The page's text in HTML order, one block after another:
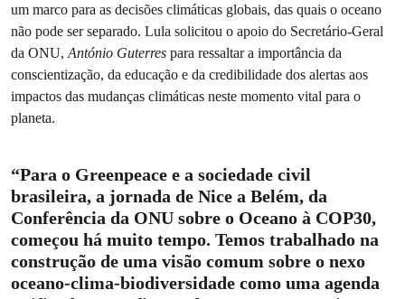
um marco para as decisões climáticas globais, das quais o oceano
não pode ser separado. Lula solicitou o apoio do Secretário-Geral
da ONU,António Guterres para ressaltar a importância da
conscientização, da educação e da credibilidade dos alertas aos
impactos das mudanças climáticas neste momento vital para o
planeta.
“Para o Greenpeace e a sociedade civil
brasileira, a jornada de Nice a Belém, da
Conferência da ONU sobre o Oceano à COP30,
começou há muito tempo. Temos trabalhado na
construção de uma visão comum sobre o nexo
oceano-clima-biodiversidade como uma agenda